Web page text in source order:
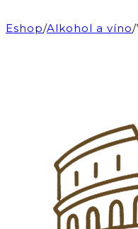
Eshop/Alkohol a víno/